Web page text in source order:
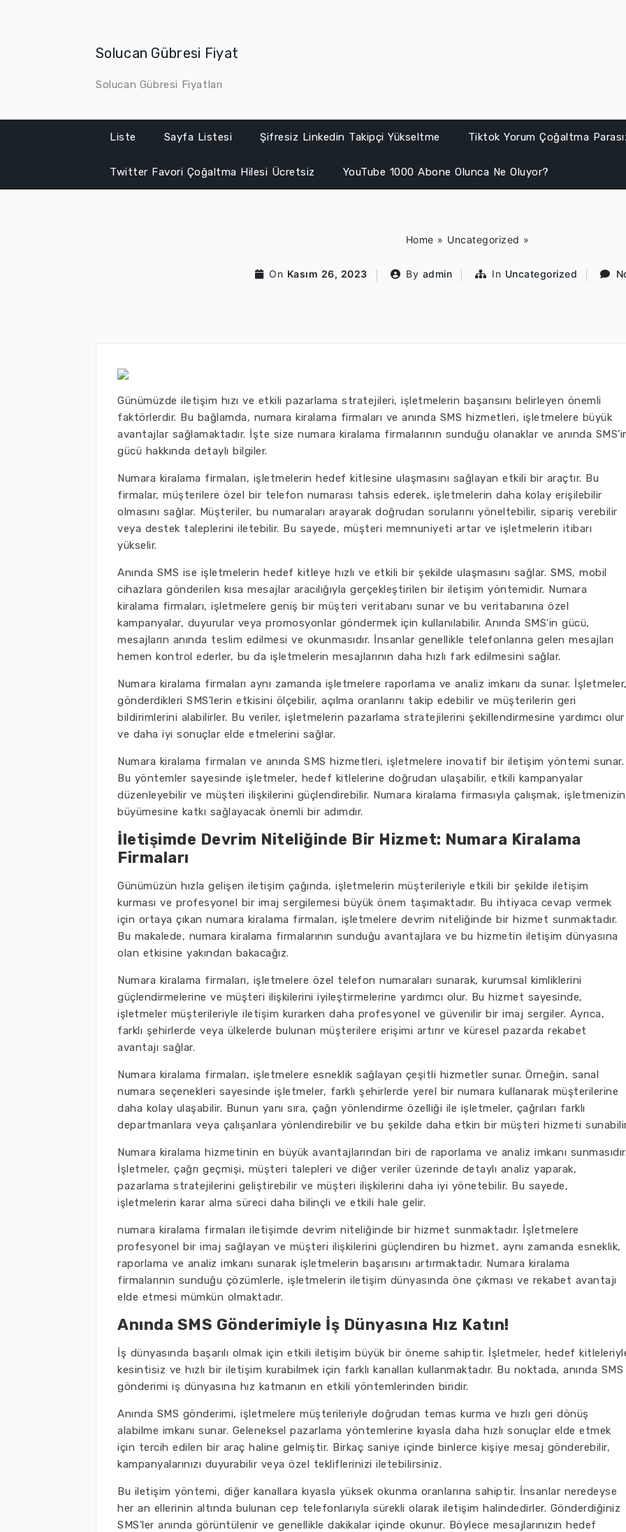
Solucan Gübresi Fiyat
Solucan Gübresi Fiyatları
Liste Sayfa Listesi Şifresiz Linkedin Takipçi Yükseltme Tiktok Yorum Çoğaltma
Twitter Favori Çoğaltma Hilesi Ücretsiz YouTube 1000 Abone Olunca Ne Oluyor?
Home » Uncategorized »
On Kasım 26, 2023 By admin In Uncategorized
Günümüzde iletişim hızı ve etkili pazarlama stratejileri, işletmelerin başarısını belirleyen önemli
faktörlerdir. Bu bağlamda, numara kiralama firmaları ve anında SMS hizmetleri, işletmelere büyük
avantajlar sağlamaktadır. İşte size numara kiralama firmalarının sunduğu olanaklar ve anında
gücü hakkında detaylı bilgiler.
Numara kiralama firmaları, işletmelerin hedef kitlesine ulaşmasını sağlayan etkili bir araçtır. Bu
firmalar, müşterilere özel bir telefon numarası tahsis ederek, işletmelerin daha kolay erişilebilir
olmasını sağlar. Müşteriler, bu numaraları arayarak doğrudan sorularını yöneltebilir, sipariş verebilir
veya destek taleplerini iletebilir. Bu sayede, müşteri memnuniyeti artar ve işletmelerin itibarı
yükselir.
Anında SMS ise işletmelerin hedef kitleye hızlı ve etkili bir şekilde ulaşmasını sağlar. SMS, mobil
cihazlara gönderilen kısa mesajlar aracılığıyla gerçekleştirilen bir iletişim yöntemidir. Numara
kiralama firmaları, işletmelere geniş bir müşteri veritabanı sunar ve bu veritabanına özel
kampanyalar, duyurular veya promosyonlar göndermek için kullanılabilir. Anında SMS'in gücü,
mesajların anında teslim edilmesi ve okunmasıdır. İnsanlar genellikle telefonlarına gelen mesajları
hemen kontrol ederler, bu da işletmelerin mesajlarının daha hızlı fark edilmesini sağlar.
Numara kiralama firmaları aynı zamanda işletmelere raporlama ve analiz imkanı da sunar.
gönderdikleri SMS'lerin etkisini ölçebilir, açılma oranlarını takip edebilir ve müşterilerin geri
bildirimlerini alabilirler. Bu veriler, işletmelerin pazarlama stratejilerini şekillendirmesine yardımcı olur
ve daha iyi sonuçlar elde etmelerini sağlar.
Numara kiralama firmaları ve anında SMS hizmetleri, işletmelere inovatif bir iletişim yöntemi sunar.
Bu yöntemler sayesinde işletmeler, hedef kitlelerine doğrudan ulaşabilir, etkili kampanyalar
düzenleyebilir ve müşteri ilişkilerini güçlendirebilir. Numara kiralama firmasıyla çalışmak, işletmenizin
büyümesine katkı sağlayacak önemli bir adımdır.
İletişimde Devrim Niteliğinde Bir Hizmet: Numara Kiralama
Firmaları
Günümüzün hızla gelişen iletişim çağında, işletmelerin müşterileriyle etkili bir şekilde iletişim
kurması ve profesyonel bir imaj sergilemesi büyük önem taşımaktadır. Bu ihtiyaca cevap vermek
için ortaya çıkan numara kiralama firmaları, işletmelere devrim niteliğinde bir hizmet sunmaktadır.
Bu makalede, numara kiralama firmalarının sunduğu avantajlara ve bu hizmetin iletişim dünyasına
olan etkisine yakından bakacağız.
Numara kiralama firmaları, işletmelere özel telefon numaraları sunarak, kurumsal kimliklerini
güçlendirmelerine ve müşteri ilişkilerini iyileştirmelerine yardımcı olur. Bu hizmet sayesinde,
işletmeler müşterileriyle iletişim kurarken daha profesyonel ve güvenilir bir imaj sergiler. Ayrıca,
farklı şehirlerde veya ülkelerde bulunan müşterilere erişimi artırır ve küresel pazarda rekabet
avantajı sağlar.
Numara kiralama firmaları, işletmelere esneklik sağlayan çeşitli hizmetler sunar. Örneğin, sanal
numara seçenekleri sayesinde işletmeler, farklı şehirlerde yerel bir numara kullanarak müşterilerine
daha kolay ulaşabilir. Bunun yanı sıra, çağrı yönlendirme özelliği ile işletmeler, çağrıları farklı
departmanlara veya çalışanlara yönlendirebilir ve bu şekilde daha etkin bir müşteri hizmeti
Numara kiralama hizmetinin en büyük avantajlarından biri de raporlama ve analiz imkanı
İşletmeler, çağrı geçmişi, müşteri talepleri ve diğer veriler üzerinde detaylı analiz yaparak,
pazarlama stratejilerini geliştirebilir ve müşteri ilişkilerini daha iyi yönetebilir. Bu sayede,
işletmelerin karar alma süreci daha bilinçli ve etkili hale gelir.
numara kiralama firmaları iletişimde devrim niteliğinde bir hizmet sunmaktadır. İşletmelere
profesyonel bir imaj sağlayan ve müşteri ilişkilerini güçlendiren bu hizmet, aynı zamanda esneklik,
raporlama ve analiz imkanı sunarak işletmelerin başarısını artırmaktadır. Numara kiralama
firmalarının sunduğu çözümlerle, işletmelerin iletişim dünyasında öne çıkması ve rekabet avantajı
elde etmesi mümkün olmaktadır.
Anında SMS Gönderimiyle İş Dünyasına Hız Katın!
İş dünyasında başarılı olmak için etkili iletişim büyük bir öneme sahiptir. İşletmeler, hedef
kesintisiz ve hızlı bir iletişim kurabilmek için farklı kanalları kullanmaktadır. Bu noktada, anında SMS
gönderimi iş dünyasına hız katmanın en etkili yöntemlerinden biridir.
Anında SMS gönderimi, işletmelere müşterileriyle doğrudan temas kurma ve hızlı geri dönüş
alabilme imkanı sunar. Geleneksel pazarlama yöntemlerine kıyasla daha hızlı sonuçlar elde etmek
için tercih edilen bir araç haline gelmiştir. Birkaç saniye içinde binlerce kişiye mesaj gönderebilir,
kampanyalarınızı duyurabilir veya özel tekliflerinizi iletebilirsiniz.
Bu iletişim yöntemi, diğer kanallara kıyasla yüksek okunma oranlarına sahiptir. İnsanlar neredeyse
her an ellerinin altında bulunan cep telefonlarıyla sürekli olarak iletişim halindedirler. Gönderdiğiniz
SMS'ler anında görüntülenir ve genellikle dakikalar içinde okunur. Böylece mesajlarınızın hedef